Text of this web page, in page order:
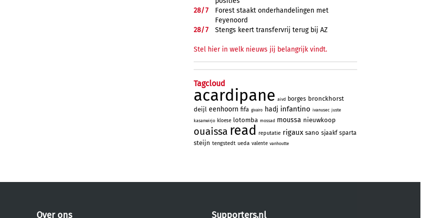
28/7
Forest staakt onderhandelingen met
Feyenoord
28/7 Stengs keert transfervrij terug bij AZ
Stel hier in welk nieuws jij belangrijk vindt.
Tagcloud
acardipane aivd borges bronckhorst
deijl eenhoorn fifa givairo hadj infantino ivanusec juste
kasanwirjo kloese lotomba mossad moussa nieuwkoop
ouaissa read reputatie rigaux sano sjaakf sparta
steijn tengstedt ueda valente vanhoutte
Over ons Supporters.nl